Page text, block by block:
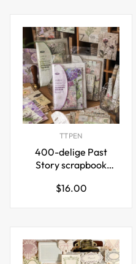
TTPEN
400-delige Past
Story scrapbook
ontwerpen
Normale
$16.00